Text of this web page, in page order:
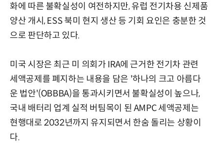
화에 따른 불확실성이 여전하지만, 유럽 전기차용 신제품
양산 개시, ESS 북미 현지 생산 등 기회 요인은 충분한 것
으로 판단하고 있다.
미국 시장은 최근 미 의회가 IRA에 근거한 전기차 관련
세액공제를 폐지하는 내용을 담은 '하나의 크고 아름다
운 법안'(OBBBA)을 통과시키면서 불확실성이 높으나,
국내 배터리 업계 실적 버팀목이 된 AMPC 세액공제는
현행대로 2032년까지 유지되면서 한숨 돌리는 상황이
다.